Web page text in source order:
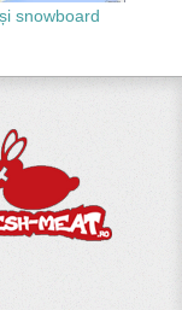
snowboard